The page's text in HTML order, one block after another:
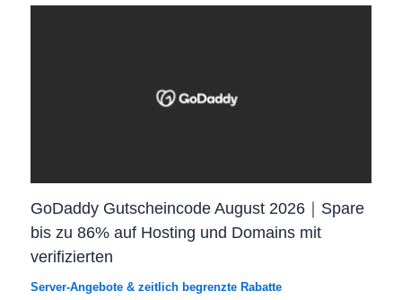
GoDaddy Gutscheincode August 2026｜Spare
bis zu 86% auf Hosting und Domains mit
verifizierten
Server-Angebote & zeitlich begrenzte Rabatte